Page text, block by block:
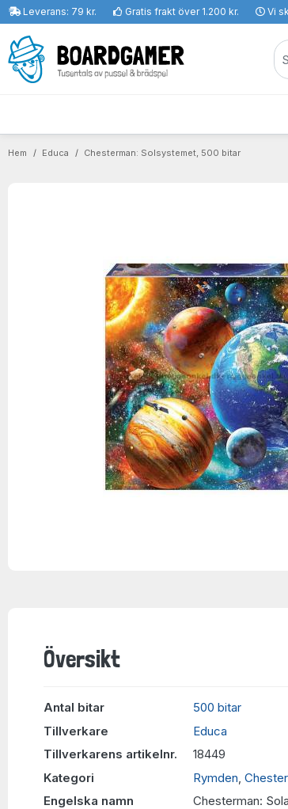
Leverans: 79 kr. Gratis frakt över 1.200 kr. Vi
Hem Educa Chesterman: Solsystemet, 500 bitar
Översikt
Antal bitar
500 bitar
Tillverkare
Educa
Tillverkarens artikelnr.
18449
Kategori
Rymden
Engelska namn
Chesterman: